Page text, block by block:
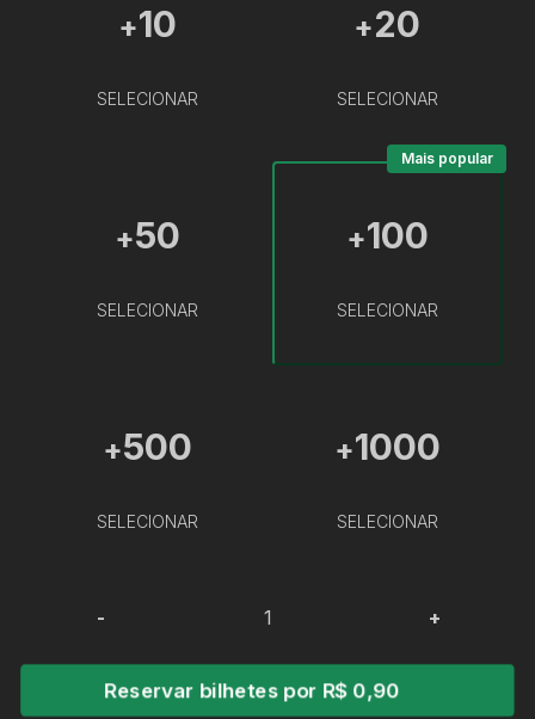
+10
SELECIONAR
+20
SELECIONAR
+50
SELECIONAR
+100
SELECIONAR
Mais popular
+500
SELECIONAR
+1000
SELECIONAR
- +
Reservar bilhetes por R$ 0,90